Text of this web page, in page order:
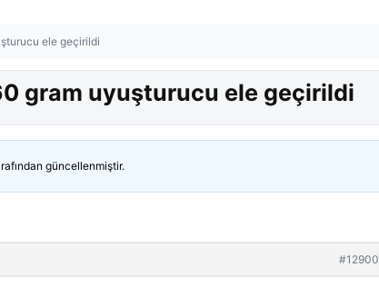
ele geçirildi
gram uyuşturucu ele geçirildi
güncellenmiştir.
#12900